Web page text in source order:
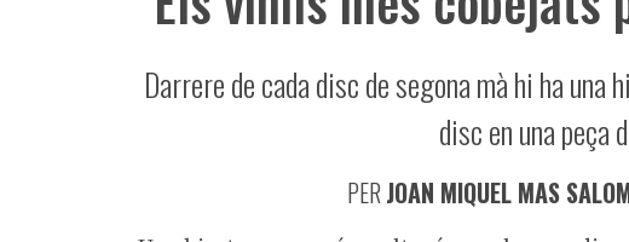
Darrere de cada disc de segona mà hi ha
disc en una peça
PER JOAN MIQUEL MAS